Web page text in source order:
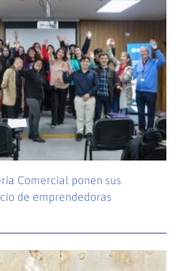
Comercial ponen sus
de emprendedoras